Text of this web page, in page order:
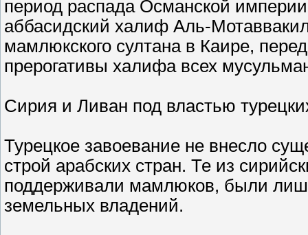
период распада Османской
аббасидский халиф Аль-
мамлюкского султана в Каире,
прерогативы халифа всех
Сирия и Ливан под властью
Турецкое завоевание не внесло
строй арабских стран. Те из
поддерживали мамлюков, были
земельных владений.